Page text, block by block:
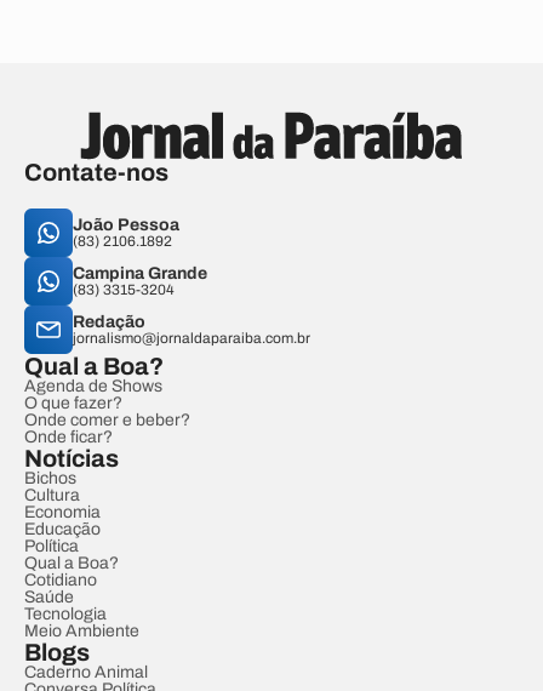
Contate-nos
João Pessoa
(83) 2106.1892
Campina Grande
(83) 3315-3204
Redação
jornalismo@jornaldaparaiba.com.br
Qual a Boa?
Agenda de Shows
O que fazer?
Onde comer e beber?
Onde ficar?
Notícias
Bichos
Cultura
Economia
Educação
Política
Qual a Boa?
Cotidiano
Saúde
Tecnologia
Meio Ambiente
Blogs
Caderno Animal